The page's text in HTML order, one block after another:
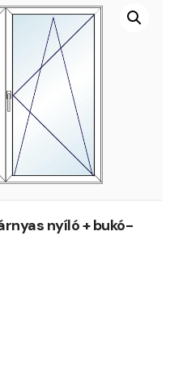
nyíló + bukó-